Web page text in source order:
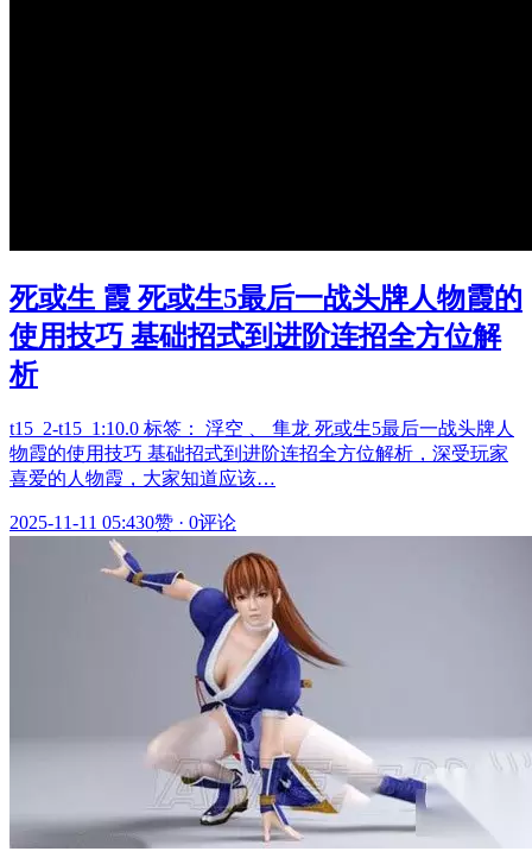
死或生 霞 死或生5最后一战头牌人物霞的
使用技巧 基础招式到进阶连招全方位解
析
t15_2-t15_1:10.0 标签： 浮空 、 隼龙 死或生5最后一战头牌人
物霞的使用技巧 基础招式到进阶连招全方位解析，深受玩家
喜爱的人物霞，大家知道应该…
2025-11-11 05:430赞 · 0评论